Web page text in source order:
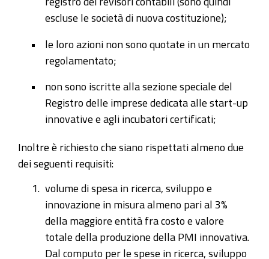
escluse le società di nuova costituzione);
le loro azioni non sono quotate in un mercato
regolamentato;
non sono iscritte alla sezione speciale del
Registro delle imprese dedicata alle start-up
innovative e agli incubatori certificati;
Inoltre è richiesto che siano rispettati almeno due
dei seguenti requisiti:
volume di spesa in ricerca, sviluppo e
innovazione in misura almeno pari al 3%
della maggiore entità fra costo e valore
totale della produzione della PMI innovativa.
Dal computo per le spese in ricerca, sviluppo